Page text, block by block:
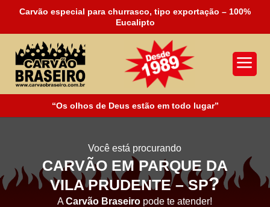
Carvão especial para churrasco, tipo exportação – 100%
Eucalipto
a
“Os olhos de Deus estão em todo lugar”
Você está procurando
CARVÃO EM PARQUE DA
VILA PRUDENTE – SP?
ACarvão Braseiro pode te atender!